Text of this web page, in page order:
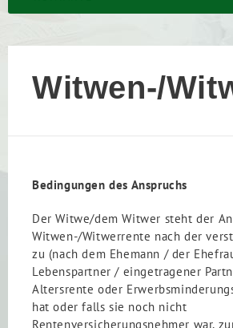
Witwen-/
Bedingungen des Anspruchs
Der Witwe/dem Witwer steht der
Witwen-/Witwerrente nach der
zu (nach dem Ehemann / der
Lebenspartner / eingetragener
Altersrente oder
hat oder falls sie noch nicht
Rentenversicherungsnehmer war,